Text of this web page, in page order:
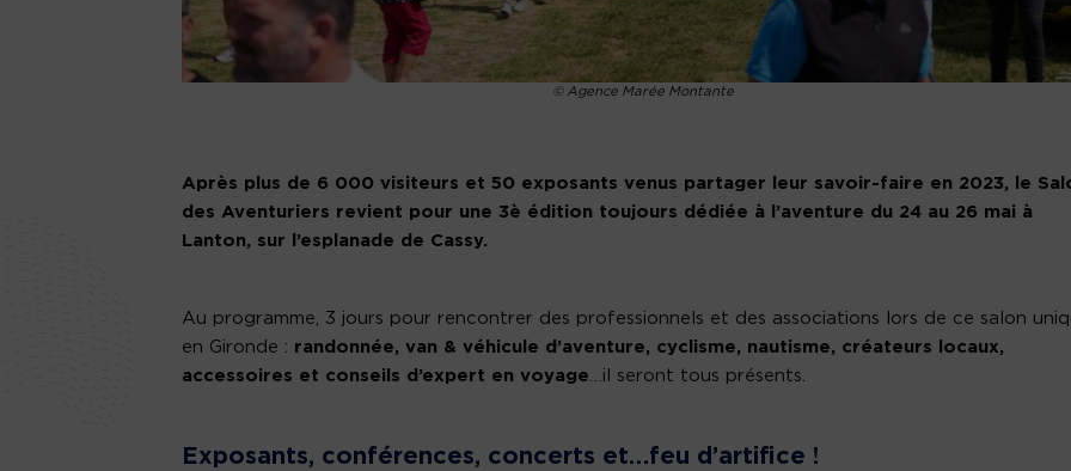
© Agence Marée Montante
Après plus de 6 000 visiteurs et 50 exposants venus partager leur savoir-faire en 2023, le
des Aventuriers revient pour une 3è édition toujours dédiée à l’aventure du 24 au 26 mai à
Lanton, sur l’esplanade de Cassy.
Au programme, 3 jours pour rencontrer des professionnels et des associations lors de ce salon
en Gironde : randonnée, van & véhicule d’aventure, cyclisme, nautisme, créateurs locaux,
accessoires et conseils d’expert en voyage…il seront tous présents.
Exposants, conférences, concerts et…feu d’artifice !